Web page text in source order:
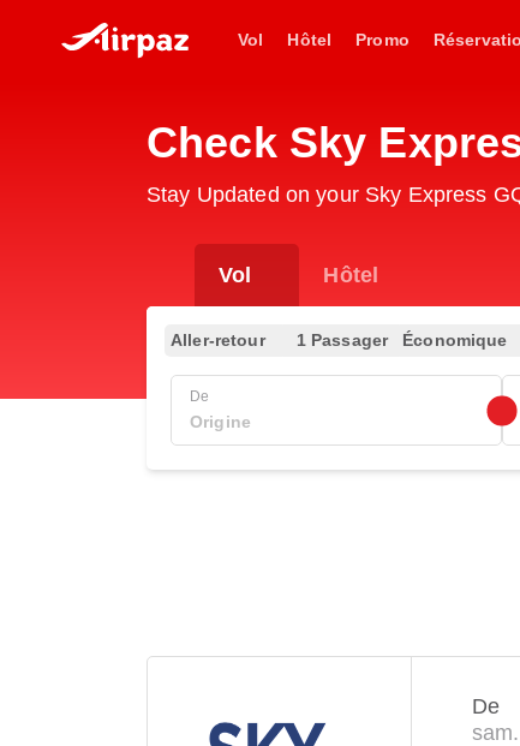
Vol Hôtel Promo
Check Sky
Stay Updated on your Sky Express
Vol Hôtel
Aller-retour 1 Passager Économique
De
De